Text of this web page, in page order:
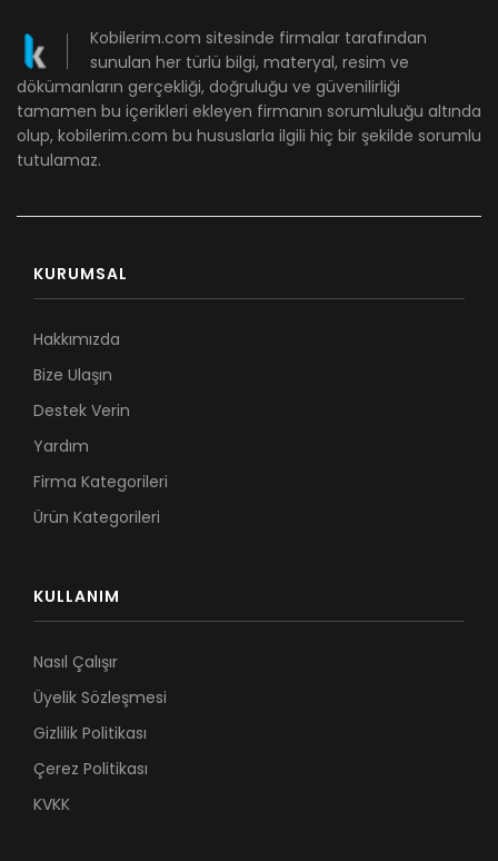
Kobilerim.com sitesinde firmalar tarafından
sunulan her türlü bilgi, materyal, resim ve
dökümanların gerçekliği, doğruluğu ve güvenilirliği
tamamen bu içerikleri ekleyen firmanın sorumluluğu altında
olup, kobilerim.com bu hususlarla ilgili hiç bir şekilde sorumlu
tutulamaz.
KURUMSAL
Hakkımızda
Bize Ulaşın
Destek Verin
Yardım
Firma Kategorileri
Ürün Kategorileri
KULLANIM
Nasıl Çalışır
Üyelik Sözleşmesi
Gizlilik Politikası
Çerez Politikası
KVKK